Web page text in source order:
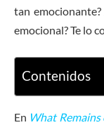
tan
emocional? Te lo
Contenidos
En What